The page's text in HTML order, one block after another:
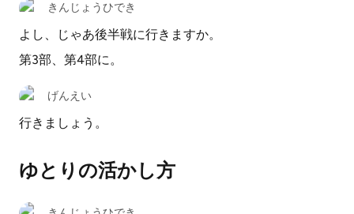
きんじょうひでき
よし、じゃあ後半戦に行きますか。
第3部、第4部に。
げんえい
行きましょう。
ゆとりの活かし方